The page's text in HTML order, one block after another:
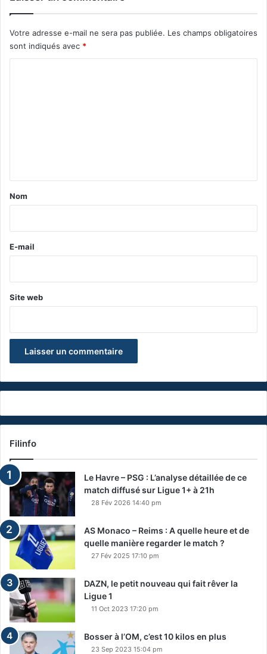
Votre adresse e-mail ne sera pas publiée. Les champs obligatoires
sont indiqués avec *
a
e
Nom
E-mail
Site web
Filinfo
Le Havre – PSG : L’analyse détaillée de ce
match diffusé sur Ligue 1+ à 21h
28 Fév 2026 14:40 pm
AS Monaco – Reims : A quelle heure et de
quelle manière regarder le match ?
27 Fév 2025 17:10 pm
DAZN, le petit nouveau qui fait rêver la
Ligue 1
11 Oct 2023 17:20 pm
Bosser à l’OM, c’est 10 kilos en plus
23 Sep 2023 15:04 pm